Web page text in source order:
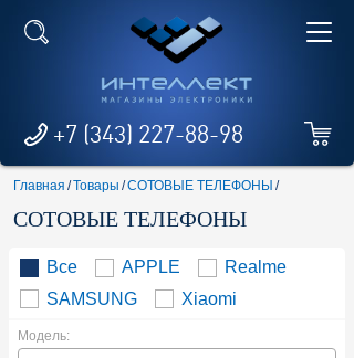
+7 (343) 227-88-98
Главная /Товары /СОТОВЫЕ ТЕЛЕФОНЫ /
СОТОВЫЕ ТЕЛЕФОНЫ
Все APPLE
Realme
SAMSUNG
Xiaomi
Модель: